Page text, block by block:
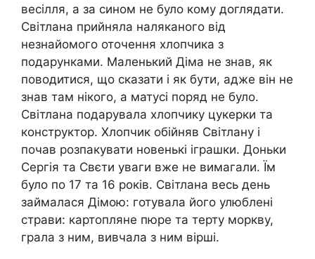
весілля, а за сином не було кому доглядати.
Світлана прийняла наляканого від
незнайомого оточення хлопчика з
подарунками. Маленький Діма не знав, як
поводитися, що сказати і як бути, адже він не
знав там нікого, а матусі поряд не було.
Світлана подарувала хлопчику цукерки та
конструктор. Хлопчик обійняв Світлану і
почав розпакувати новенькі іграшки. Доньки
Сергія та Свєти уваги вже не вимагали. Їм
було по 17 та 16 років. Світлана весь день
займалася Дімою: готувала його улюблені
страви: картопляне пюре та терту моркву,
грала з ним, вивчала з ним вірші.